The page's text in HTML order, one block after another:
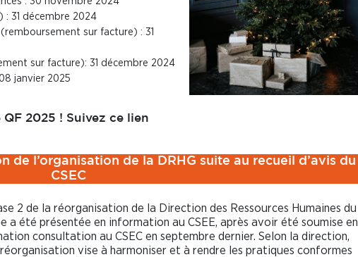
: 31 décembre 2024
sur facture) : 31
sur facture): 31 décembre 2024
janvier 2025
2025 ! Suivez ce lien
de l’organisation de la DRHG suite au recueil d’avis du
CSEC
2 de la réorganisation de la Direction des Ressources Humaines du
a été présentée en information au CSEE, après avoir été soumise en
consultation au CSEC en septembre dernier. Selon la direction,
vise à harmoniser et à rendre les pratiques conformes